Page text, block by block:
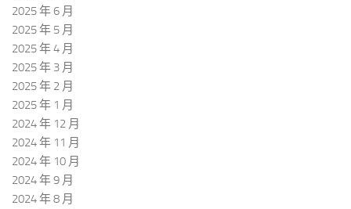
2025 年 6 月
2025 年 5 月
2025 年 4 月
2025 年 3 月
2025 年 2 月
2025 年 1 月
2024 年 12 月
2024 年 11 月
2024 年 10 月
2024 年 9 月
2024 年 8 月